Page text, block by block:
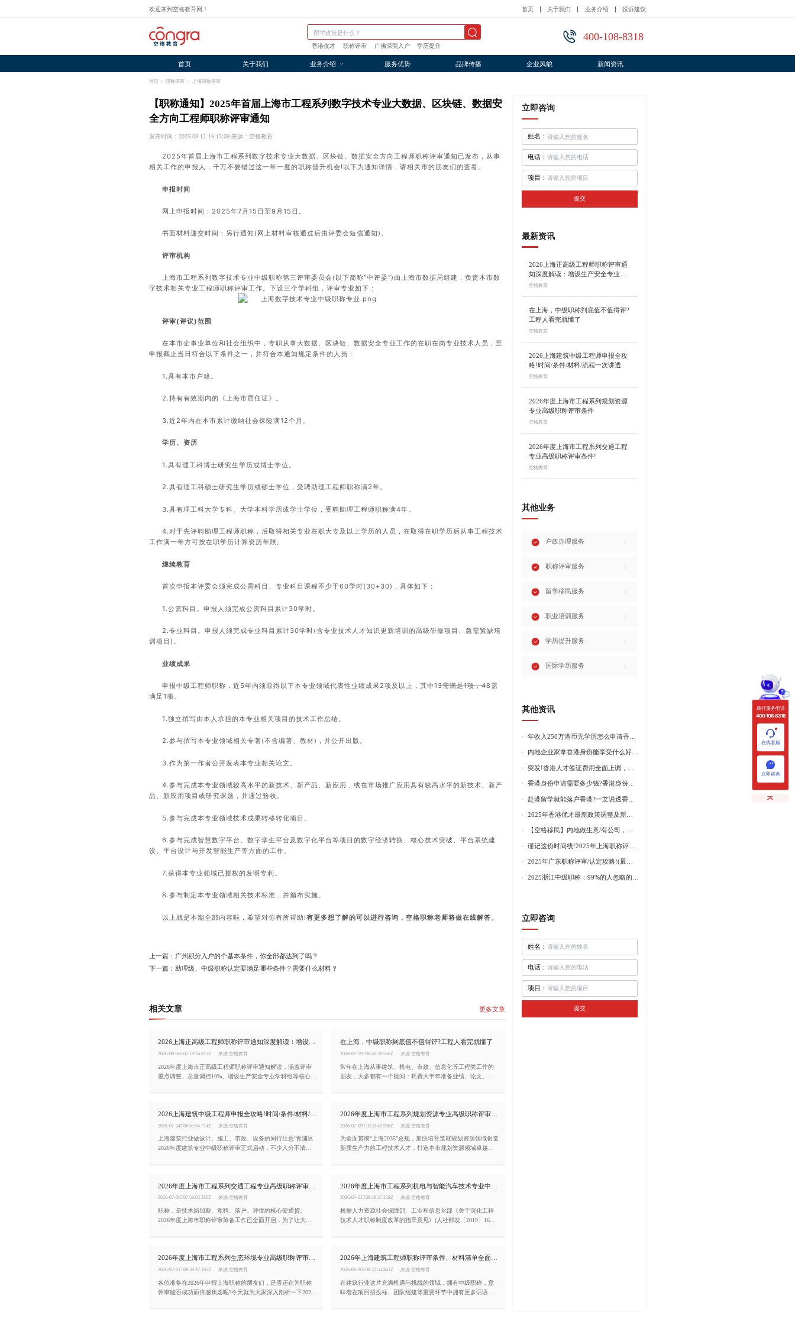
欢迎来到空格教育网！ 首页 关于我们 业务介绍 投诉建议
香港优才 职称评审 广佛深莞入户 学历提升
400-108-8318
首页 关于我们 业务介绍 服务优势 品牌传播 企业风貌 新闻资讯
拨打服务电话
400-108-8318
在线客服
立即咨询
首页 > 职称评审 > 上海职称评审
【职称通知】2025年首届上海市工程系列数字技术专业大数据、区块链、数据安
全方向工程师职称评审通知
发布时间：2025-08-12 16:13:09/来源：空格教育
2025年首届上海市工程系列数字技术专业大数据、区块链、数据安全方向工程师职称评审通知已发布，从事
相关工作的申报人，千万不要错过这一年一度的职称晋升机会!以下为通知详情，请相关市的朋友们的查看。
申报时间
网上申报时间：2025年7月15日至9月15日。
书面材料递交时间：另行通知(网上材料审核通过后由评委会短信通知)。
评审机构
上海市工程系列数字技术专业中级职称第三评审委员会(以下简称“中评委”)由上海市数据局组建，负责本市数
字技术相关专业工程师职称评审工作。下设三个学科组，评审专业如下：
评审(评议)范围
在本市企事业单位和社会组织中，专职从事大数据、区块链、数据安全专业工作的在职在岗专业技术人员，至
申报截止当日符合以下条件之一，并符合本通知规定条件的人员：
1.具有本市户籍。
2.持有有效期内的《上海市居住证》。
3.近2年内在本市累计缴纳社会保险满12个月。
学历、资历
1.具有理工科博士研究生学历或博士学位。
2.具有理工科硕士研究生学历或硕士学位，受聘助理工程师职称满2年。
3.具有理工科大学专科、大学本科学历或学士学位，受聘助理工程师职称满4年。
4.对于先评聘助理工程师职称，后取得相关专业在职大专及以上学历的人员，在取得在职学历后从事工程技术
工作满一年方可按在职学历计算资历年限。
继续教育
首次申报本评委会须完成公需科目、专业科目课程不少于60学时(30+30)，具体如下：
1.公需科目。申报人须完成公需科目累计30学时。
2.专业科目。申报人须完成专业科目累计30学时(含专业技术人才知识更新培训的高级研修项目、急需紧缺培
训项目)。
业绩成果
申报中级工程师职称，近5年内须取得以下本专业领域代表性业绩成果2项及以上，其中13需满足1项，48需
满足1项。
1.独立撰写由本人承担的本专业相关项目的技术工作总结。
2.参与撰写本专业领域相关专著(不含编著、教材)，并公开出版。
3.作为第一作者公开发表本专业相关论文。
4.参与完成本专业领域较高水平的新技术、新产品、新应用，或在市场推广应用具有较高水平的新技术、新产
品、新应用项目或研究课题，并通过验收。
5.参与完成本专业领域技术成果转移转化项目。
6.参与完成智慧数字平台、数字孪生平台及数字化平台等项目的数字经济转换、核心技术突破、平台系统建
设、平台设计与开发智能生产等方面的工作。
7.获得本专业领域已授权的发明专利。
8.参与制定本专业领域相关技术标准，并颁布实施。
以上就是本期全部内容啦，希望对你有所帮助!有更多想了解的可以进行咨询，空格职称老师将做在线解答。
上一篇：广州积分入户的个基本条件，你全部都达到了吗？
下一篇：助理级、中级职称认定要满足哪些条件？需要什么材料？
相关文章 更多文章
2026上海正高级工程师职称评审通知深度解读：增设生产安全专业、总量调控10%
2026-08-06T02:19:55.815Z 来源:空格教育
2026年度上海市正高级工程师职称评审通知解读，涵盖评审
重点调整、总量调控10%、增设生产安全专业学科组等核心变
在上海，中级职称到底值不值得评?工程人看完就懂了
2026-07-29T06:40:38.556Z 来源:空格教育
常年在上海从事建筑、机电、市政、信息化等工程类工作的
朋友，大多都有一个疑问：耗费大半年准备业绩、论文、学
意点，沪漂工程人建议收藏!
2026上海建筑中级工程师申报全攻略!时间/条件/材料/流程一次讲透
2026-07-24T06:51:54.714Z 来源:空格教育
上海建筑行业做设计、施工、市政、设备的同行注意!青浦区
2026年度建筑专业中级职称评审正式启动，不少人分不清申
2026年度上海市工程系列规划资源专业高级职称评审条件
2026-07-09T10:33:49.936Z 来源:空格教育
为全面贯彻“上海2035”总规，加快培育造就规划资源领域创造
新质生产力的工程技术人才，打造本市规划资源领域卓越工
意，现将2026年上海市工程系列规划资源专业高级职称评审
工作通知如下：
2026年度上海市工程系列交通工程专业高级职称评审条件!
2026-07-06T07:53:03.336Z 来源:空格教育
职称，是技术岗加薪、竞聘、落户、评优的核心硬通货。
2026年度上海市职称评审筹备工作已全面开启，为了让大家
2026-07-02T09:48:37.258Z 来源:空格教育
根据人力资源社会保障部、工业和信息化部《关于深化工程
技术人才职称制度改革的指导意见》(人社部发〔2019〕16
神，现就2026年度上海市工程系列机电与智能汽车技术专业
中级职称评审工作(嘉定区)有关事项通知如下：
2026年度上海市工程系列生态环境专业高级职称评审条件!
2026-07-01T08:39:37.105Z 来源:空格教育
各位准备在2026年申报上海职称的朋友们，是否还在为职称
评审能否成功而倍感焦虑呢?今天就为大家深入剖析一下2026
2026-06-30T08:22:54.861Z 来源:空格教育
在建筑行业这片充满机遇与挑战的领域，拥有中级职称，意
味着在项目招投标、团队组建等重要环节中拥有更多话语
立即咨询
姓名：
电话：
项目：
提交
最新资讯
2026上海正高级工程师职称评审通
知深度解读：增设生产安全专业、
总量调控10%
空格教育
在上海，中级职称到底值不值得评?
工程人看完就懂了
空格教育
2026上海建筑中级工程师申报全攻
略!时间/条件/材料/流程一次讲透
空格教育
2026年度上海市工程系列规划资源
专业高级职称评审条件
空格教育
2026年度上海市工程系列交通工程
专业高级职称评审条件!
空格教育
其他业务
户政办理服务
职称评审服务
留学移民服务
职业培训服务
学历提升服务
国际学历服务
其他资讯
内地企业家拿香港身份能享受什么好处?哪种申请途径更适合企业家?
【空格移民】内地做生意/有公司，学历不高怎么办理香港身份?
立即咨询
姓名：
电话：
项目：
提交